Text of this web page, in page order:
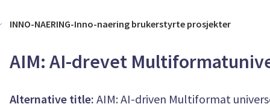
INNO-NAERING-Inno-naering brukerstyrte prosjekter
AIM: AI-drevet
Alternative title: AIM: AI-driven Multiformat